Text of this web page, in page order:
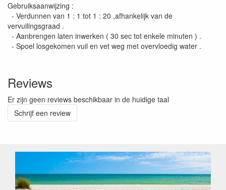
Gebruiksaanwijzing :
- Verdunnen van 1 : 1 tot 1 : 20 ,afhankelijk van de
vervuilingsgraad .
- Aanbrengen laten inwerken ( 30 sec tot enkele minuten ) .
- Spoel losgekomen vuil en vet weg met overvloedig water .
Reviews
Er zijn geen reviews beschikbaar in de huidige taal
Schrijf een review